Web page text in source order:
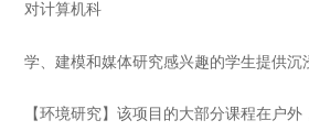
对计算机科
学、建模和媒体研究感兴趣的学生提供沉
【环境研究】该项目的大部分课程在户